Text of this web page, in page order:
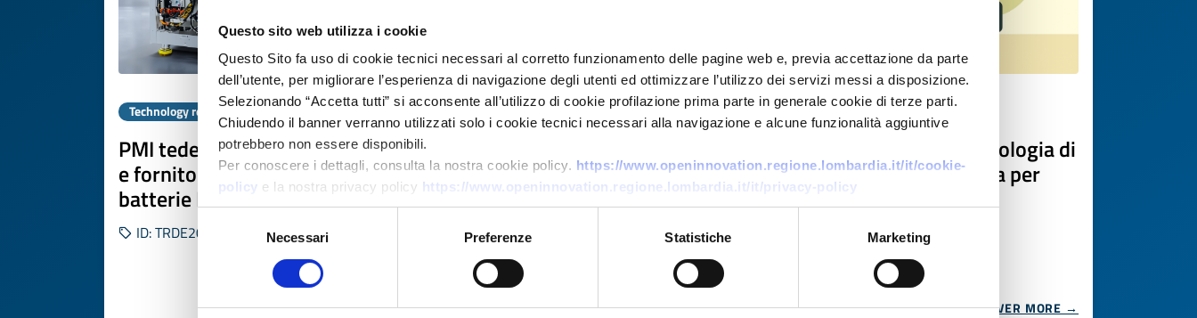
Questo sito web utilizza i cookie
Questo Sito fa uso di cookie tecnici necessari al corretto funzionamento delle pagine web e, previa accettazione da parte
dell’utente, per migliorare l’esperienza di navigazione degli utenti ed ottimizzare l’utilizzo dei servizi messi a disposizione.
Selezionando “Accetta tutti” si acconsente all’utilizzo di cookie profilazione prima parte in generale cookie di terze parti.
Chiudendo il banner verranno utilizzati solo i cookie tecnici necessari alla navigazione e alcune funzionalità aggiuntive
potrebbero non essere disponibili.
Per conoscere i dettagli, consulta la nostra cookie policy. https://www.openinnovation.regione.lombardia.it/it/cookie-
policy e la nostra privacy policy https://www.openinnovation.regione.lombardia.it/it/privacy-policy
del
Necessari Preferenze Statistiche Marketing
Technology request
PMI tedesca cerca partner R&S
e fornitori per rigenerazione
batterie EV e automazione
ID: TRDE20260420006
DISCOVER MORE →
Technology request
imprese alimentari per testare
trattamento acque reflue con
ID: TRFR20260424019
DISCOVER MORE →
Technology request
PMI danese cerca tecnologia di
identificazione univoca per
contenitori alimentari
ID: TRDK20260506001
DISCOVER MORE →